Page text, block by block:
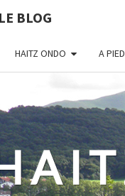
BLOG
HAITZ ONDO A PIED